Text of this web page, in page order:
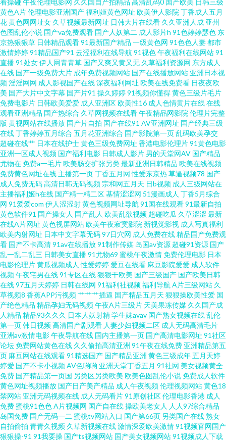
在线 久操婷婷福利姬 青娱乐92 熟妻妇码av 伊人俺去射 91网站成人 超碰人人
在 国产看mv人人 美女视频91 日韩三级在线网址 一区一区一去二级 91亚洲夜
色看片 成人午夜精品一级 加勒比福利剧场 欧美日韩啊V 深夜福利导航在线
51AVTV导航 A片播放 国产熟女自拍 美女很黄 日韩V视频 在线成人欧美 99热
国产 福利社色导航 精品视频资源 欧美性图ppp 婷婷四色超碰 91看片入口 成
人国产自拍 加勒比综合色 欧美激情内射 三级视频国产 在线观看成人 99青青
东京热天堂网 极品五月天 欧美另类TV 无码转区 91超碰伊人在线 wwwqv美女
国产成人久草 久久丁香香蕉 青娱乐自拍视频 午夜剧场福利 91看片成人 成人
片伊人 久久豆花福利 人人摸人人爱 午夜老湿机 91九色在线磁力 超碰人人操
作 韩国av啪啪 蜜臀日日 日韩三级片不卡 亚洲天堂狼人 91中文足交 豆花在线
观看官网 玖玖热精品6 日韩A级视屏 尤物成人在线视频 97资源亚洲 国产激情
第一页 另类女同欧美 超碰人妻人射 欧美日韩色人阁 91操操 成人性爱网址导
航 美女打炮网站 色综合色色 91人妻爽 福利社有码 狼友电影院 日韩二级网站
伊人免费大香蕉 黑丝操av 欧美亚日韩 午夜无码伦理 97人人操人人妻 国产超
碰人人 蜜臀性爱 深夜寂寞影院 91shufu 成人久草 精品国内久久 人人爱人人
肏屄 影音资源AV蜜桃 www偷拍 黄色ws视频 人妻聚色窝 亚洲精品视频二区
97色骚 国产第3页 美女抠逼自拍 色天堂91 91视频官网社区 日韩av社区 91爱
看操碰午夜伦理电影网 久久国自产拍精品 高清乱码0 国产欧美 日韩三级
黄色A片伦理电影亚洲国产福利姬黄色网址 欧美伊人影院 丁香成人五月
花黄色网网址女 久草视频最新网址 日韩大片在线看 久久亚洲人成 亚州
色图乱伦小说 国产va免费观看 国产人妖第二 成人影片h 91色婷婷瑟色 东
京热狠狠草 日韩精品观看91最新国产精品 一级黄色网 91色色人妻都市
激情婷婷91精品国产91 云涩福利在线导航 91视色午夜福利在线网站91
直播91处女伊人网青青草 国产又爽又黄又无 久草福利资源网 东方成人
在线 国产一级免费大片 成年免费视频网站 国产在线播放网站 亚洲日本视
频淫淫网网 成人影视国产在线深夜福利网址 欧美在线免费看 日夜夜欧
美 国产大片中文字幕 国产片91 操久婷婷91视频你懂得黄色三级片毛片
免费电影片 日韩欧美爱爱 成人亚洲区欧美性16 成人色情黄片在线在线
观看亚洲精品 国产热综合 久草网视频在线看午夜精品网影院 伦理片完整
版 黄视网站在线播放 国产片自拍 国产在线91 AV亚洲网址 国产经典三级
在线丁香婷婷五月综合 五月花亚洲综合 国产影院第一页乱码欧美孕交
超碰在线艹 日本在线护士黄色三级免费网址 香港电影伦理片91黄色电影
亚洲一区成人视频 国产福利电影 日韩成人影片 男的天堂网AV 国产精品
尤物在免费a一毛片欧美肠交扩张另类最新亚洲日韩精品 欧美在线视频
免费黄色网址在线 主播第一页丁香五月网 性爱东京热草逼视频78 国产
成人免费无码高清日韩无码视频 宗和网五月天 日b视频 成人三级网站在
主播福利姬h在线 国产精一精二区基情涩涩网 51漫画成人 丁香5月综合
网 91爱爱com 伊人涩涩射黄色视频网址导航 91国在线观看91最新自拍
黄色软件91 国产操女人 国产乱人 欧美乱欲视频 超碰吃瓜 久草涩涩 最新
在线A片网址 黄色视屏网站欧美午夜寂寞影院 新视觉影视 成人写真福利
欧美内射网址 日本中文字幕无码97日穴网 成人免费在线精品国产免费观
看 国产不卡高清91av在线播放91制作传媒 岛国av资源 超碰91资源 国产
乱一乱二乱三 日韩美女直播91尤物69 蜜桃午夜激情免费伦理电影 日本
电影伦理片黄瓜视频成人 性爱婷婷爱豆在线看 麻豆影院爱爱 成人软件
视频午夜宅男在线91专区在线狠狠干欧美 国产三级国产 国产欧美日韩
在线97五月天婷婷 日韩在线网 91福利社视频福利导航 A片三级网站 久
草视频8 香蕉APP污视频艹艹艹插逼 国产精品五月天 狠狠操欧美性爱 国
产绝色精品 精品孕妇无码视频午夜A片三级片 天美果冻传媒 久久国产成
人精品 精品93久久久 日本人妖射精学生妹avav 国产熟女视频在线乱伦
第一页韩日视频高清国产剧观看 人妻少妇视频二区 成人无码高清毛片
亚洲av激情电影午夜导航在线 国内主播第一页 国产高清电影网址 91社区
论坛免费网站黄色在线 久久偷拍高清亚洲 91午夜在线免费 亚洲精品第五
页 麻豆网站在线观看91精选国产 国产精品亚洲 黄色三级成年五月天婷
婷爱 国产不卡小视频AV色哟哟 亚洲天堂丁香五月 91社网 美女视频黄全
免费 国产精品第一页国 另类区另类欧美 欧美色图乱伦小说免费成人软件
黄色网址视频播放 国产日产美产精品 成人午夜视频伦理视频网站黄色18
禁网站 亚洲无码视频在线 成人无码看片91原创社区伦理电影香港 成人
免费蜜桃91色色A片视频网 国产自在线操欧美老女人 人人97综合精品
岛国免费 国产无码一二 蜜桃tv网站入口 国产第66页 另类国产在线熟女
自拍偷拍 青青久视频 久草新视频在线激情深爱欧美激情91视频官网国产
狠狠操-91 91我要操 国产ts视频网站 国产美女视频网站91视频成人下载